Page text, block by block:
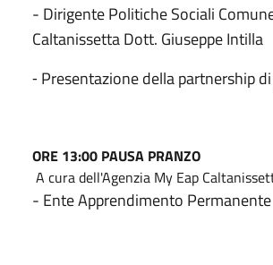
- Dirigente Politiche Sociali
Caltanissetta Dott. Giuseppe Intilla
⁃ Presentazione della partnership
ORE 13:00 PAUSA PRANZO
A cura dell'Agenzia My Eap
- Ente Apprendimento Permanente